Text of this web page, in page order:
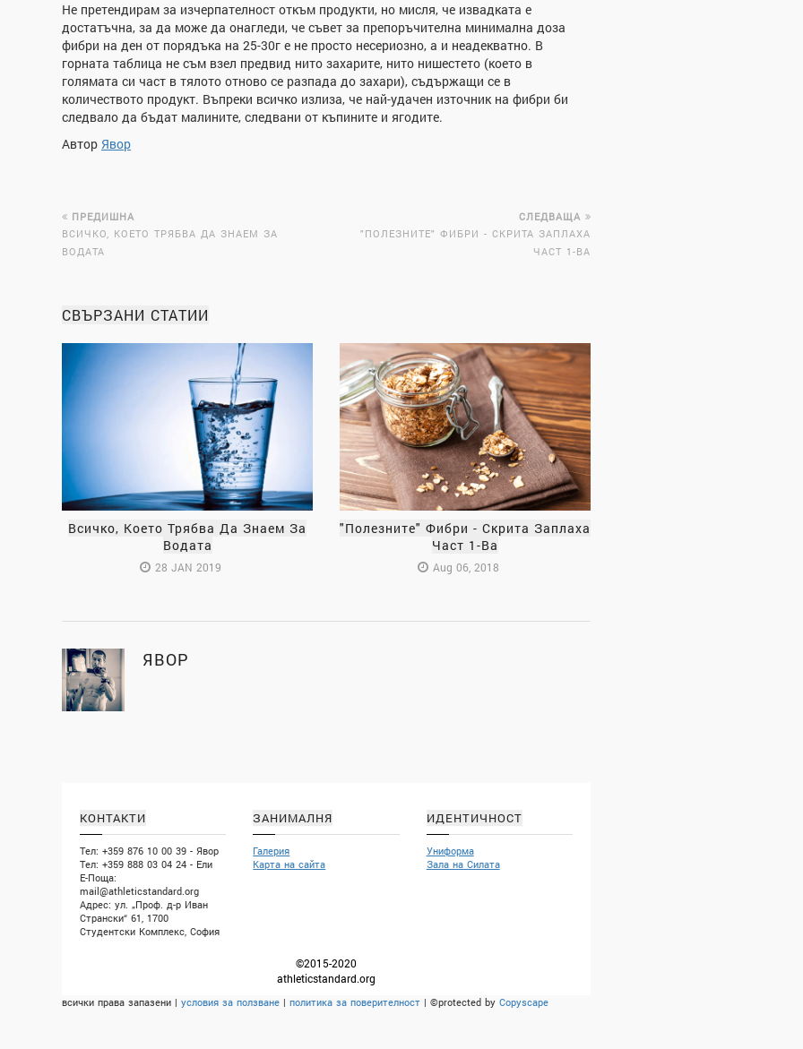
Не претендирам за изчерпателност откъм продукти, но мисля, че извадката е
достатъчна, за да може да онагледи, че съвет за препоръчителна минимална доза
фибри на ден от порядъка на 25-30г е не просто несериозно, а и неадекватно. В
горната таблица не съм взел предвид нито захарите, нито нишестето (което в
голямата си част в тялото отново се разпада до захари), съдържащи се в
количеството продукт. Въпреки всичко излиза, че най-удачен източник на фибри би
следвало да бъдат малините, следвани от къпините и ягодите.
Автор Явор
ПРЕДИШНА
ВСИЧКО, КОЕТО ТРЯБВА ДА ЗНАЕМ ЗА
ВОДАТА
СЛЕДВАЩА
"ПОЛЕЗНИТЕ" ФИБРИ - СКРИТА ЗАПЛАХА
ЧАСТ 1-ВА
СВЪРЗАНИ СТАТИИ
Всичко, Което Трябва Да Знаем За
Водата
28 JAN 2019
"Полезните" Фибри - Скрита Заплаха
Част 1-Ва
Aug 06, 2018
ЯВОР
КОНТАКТИ
Тел: +359 876 10 00 39 - Явор
Тел: +359 888 03 04 24 - Ели
Е-Поща:
mail@athleticstandard.org
Адрес: ул. „Проф. д-р Иван
Странски“ 61, 1700
Студентски Комплекс, София
ЗАНИМАЛНЯ
Галерия
Карта на сайта
ИДЕНТИЧНОСТ
Униформа
Зала на Силата
©2015-2020
athleticstandard.org
всички права запазени | условия за ползване | политика за поверителност | ©protected by Copyscape